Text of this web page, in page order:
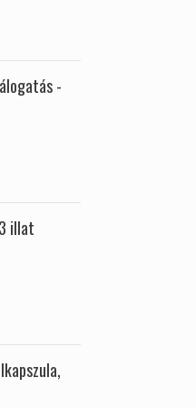
-
12 495 Ft.
illat
8 850 Ft.